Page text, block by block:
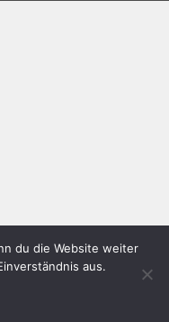
du die Website weiter
aus.